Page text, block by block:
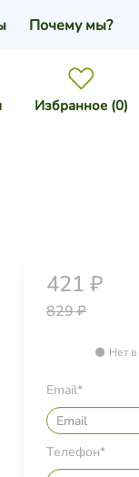
Избранное (0)
Почему мы?
421 ₽
829 ₽
Нет
Email*
Телефон*